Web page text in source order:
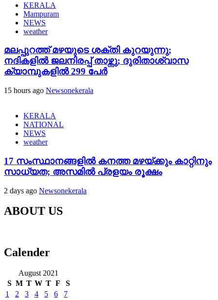
KERALA
Mampuram
NEWS
weather
മലപ്പുറത്ത് മഴയുടെ ശക്തി കുറയുന്നു;
നദികളിൽ ജലനിരപ്പ് താഴ്ന്നു; ദുരിതാശ്വാസ
ക്യാമ്പുകളിൽ 299 പേർ
15 hours ago Newsonekerala
KERALA
NATIONAL
NEWS
weather
17 സംസ്ഥാനങ്ങളിൽ കനത്ത മഴയ്ക്കും കാറ്റിനും
സാധ്യത; അസമിൽ പ്രളയം രൂക്ഷം
2 days ago Newsonekerala
ABOUT US
Calender
August 2021
S M T W T F
S
1
2 3 4 5 6
7